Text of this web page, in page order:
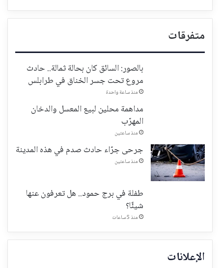
متفرقات
بالصور: السائق كان بحالة ثمالة.. حادث
مروع تحت جسر الخناق في طرابلس
منذ ساعة واحدة
مداهمة محلين لبيع المعسل والدخان
المهرّب
منذ ساعتين
جرحى جرّاء حادث صدم في هذه المدينة
منذ ساعتين
طفلة في برج حمود.. هل تعرفون عنها
شيئًا؟
منذ 5 ساعات
الإعلانات